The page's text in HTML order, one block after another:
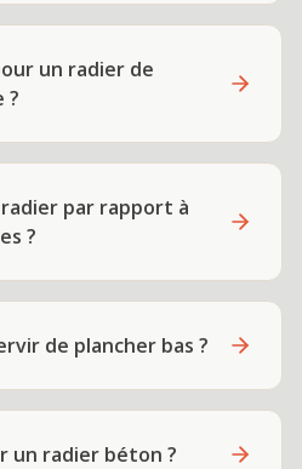
un radier de
?
par rapport à
?
de plancher bas ?
un radier béton ?